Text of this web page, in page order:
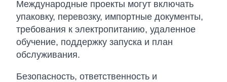
Международные проекты могут включать
упаковку, перевозку, импортные документы,
требования к электропитанию, удаленное
обучение, поддержку запуска и план
обслуживания.
Безопасность, ответственность и